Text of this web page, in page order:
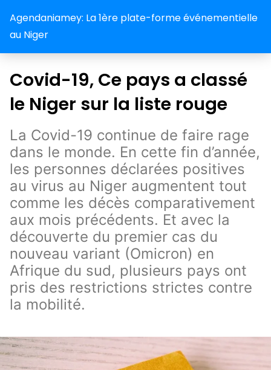
Agendaniamey: La 1ère plate-forme événementielle
au Niger
Covid-19, Ce pays a classé
le Niger sur la liste rouge
La Covid-19 continue de faire rage
dans le monde. En cette fin d’année,
les personnes déclarées positives
au virus au Niger augmentent tout
comme les décès comparativement
aux mois précédents. Et avec la
découverte du premier cas du
nouveau variant (Omicron) en
Afrique du sud, plusieurs pays ont
pris des restrictions strictes contre
la mobilité.